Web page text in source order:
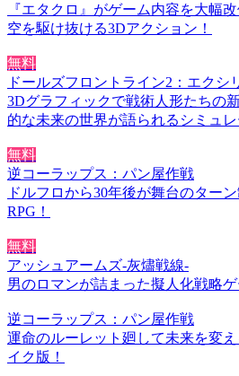
『エタクロ』がゲーム内容を大幅
空を駆け抜ける3Dアクション！
無料
ドールズフロントライン2：エクシ
3Dグラフィックで戦術人形たちの
的な未来の世界が語られるシミュ
無料
逆コーラップス：パン屋作戦
ドルフロから30年後が舞台のター
RPG！
無料
アッシュアームズ‐灰燼戦線‐
男のロマンが詰まった擬人化戦略ゲ
逆コーラップス：パン屋作戦
運命のルーレット廻して未来を変
イク版！